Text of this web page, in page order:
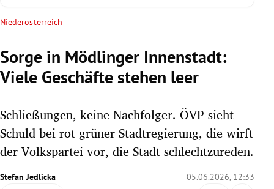
Untermenü
Untermenü
Untermenü
Untermenü
Untermenü
Niederösterreich
Sorge in Mödlinger Innenstadt:
Viele Geschäfte stehen leer
Schließungen, keine Nachfolger. ÖVP sieht
Schuld bei rot-grüner Stadtregierung, die wirft
der Volkspartei vor, die Stadt schlechtzureden.
Stefan Jedlicka
05.06.2026, 12:33